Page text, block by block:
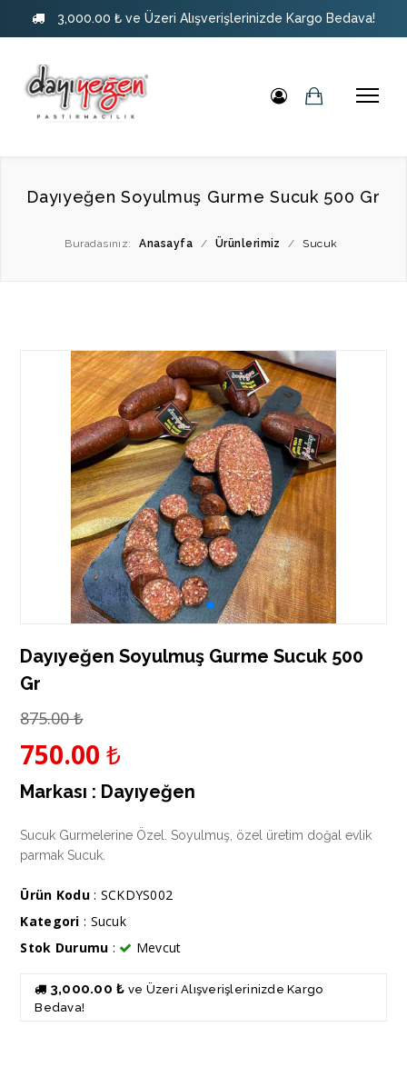
3,000.00 ₺ ve Üzeri Alışverişlerinizde Kargo Bedava!
Dayıyeğen Soyulmuş Gurme Sucuk 500 Gr
Buradasınız: Anasayfa / Ürünlerimiz / Sucuk
Dayıyeğen Soyulmuş Gurme Sucuk 500
Gr
875.00₺
750.00₺
Markası : Dayıyeğen
Sucuk Gurmelerine Özel. Soyulmuş, özel üretim doğal evlik
parmak Sucuk.
Ürün Kodu: SCKDYS002
Kategori : Sucuk
Stok Durumu : Mevcut
3,000.00 ₺ ve Üzeri Alışverişlerinizde Kargo
Bedava!